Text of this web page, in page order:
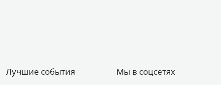
Лучшие события Мы в соцсетях